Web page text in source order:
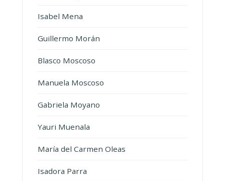
Isabel Mena
Guillermo Morán
Blasco Moscoso
Manuela Moscoso
Gabriela Moyano
Yauri Muenala
María del Carmen Oleas
Isadora Parra